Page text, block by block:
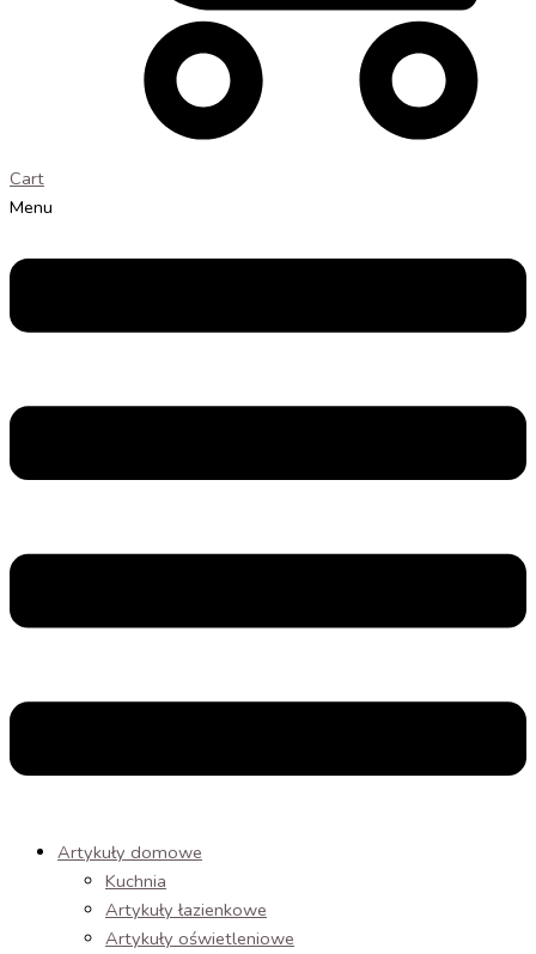
Cart
Menu
Artykuły domowe
Kuchnia
Artykuły łazienkowe
Artykuły oświetleniowe